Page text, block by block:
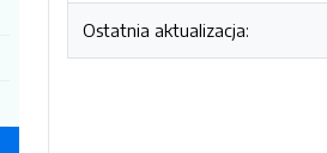
Ostatnia aktualizacja: